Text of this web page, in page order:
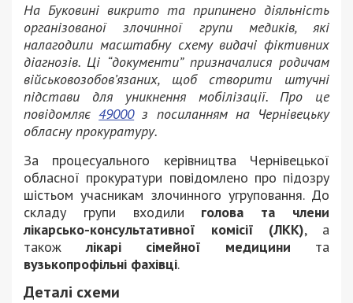
На Буковині викрито та припинено діяльність
організованої злочинної групи медиків, які
налагодили масштабну схему видачі фіктивних
діагнозів. Ці “документи” призначалися родичам
військовозобов’язаних, щоб створити штучні
підстави для уникнення мобілізації. Про це
повідомляє49000з посиланням на Чернівецьку
обласну прокуратуру.
За процесуального керівництва Чернівецької
обласної прокуратури повідомлено про підозру
шістьом учасникам злочинного угруповання. До
складу групи входили голова та члени
лікарсько-консультативної комісії (ЛКК), а
такожлікарі сімейної медицини та
вузькопрофільні фахівці.
Деталі схеми